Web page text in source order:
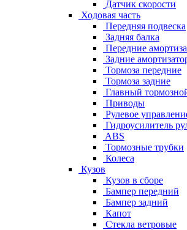
Датчик скорости
Ходовая часть
Передняя подвеска
Задняя балка
Передние
Задние
Тормоза передние
Тормоза задние
Главный
Приводы
Рулевое
Гидроусилитель
ABS
Тормозные трубки
Колеса
Кузов
Кузов в сборе
Бампер передний
Бампер задний
Капот
Стекла ветровые